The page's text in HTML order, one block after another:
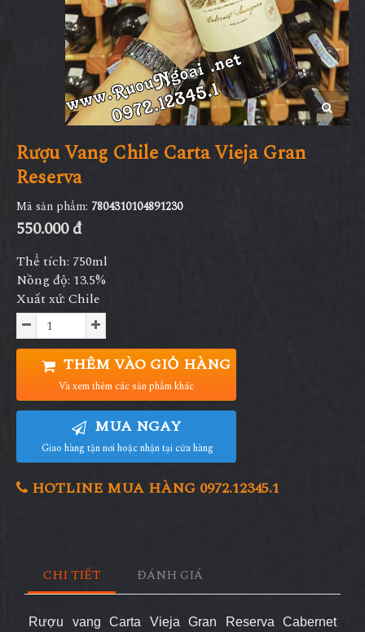
Rượu Vang Chile Carta Vieja Gran
Reserva
Mã sản phẩm: 7804310104891230
550.000 đ
Thể tích: 750ml
Nồng độ: 13.5%
Xuất xứ: Chile
THÊM VÀO GIỎ HÀNG
Và xem thêm các sản phẩm khác
MUA NGAY
Giao hàng tận nơi hoặc nhận tại cửa hàng
HOTLINE MUA HÀNG 0972.12345.1
CHI TIẾT ĐÁNH GIÁ
Rượu vang Carta Vieja Gran Reserva Cabernet